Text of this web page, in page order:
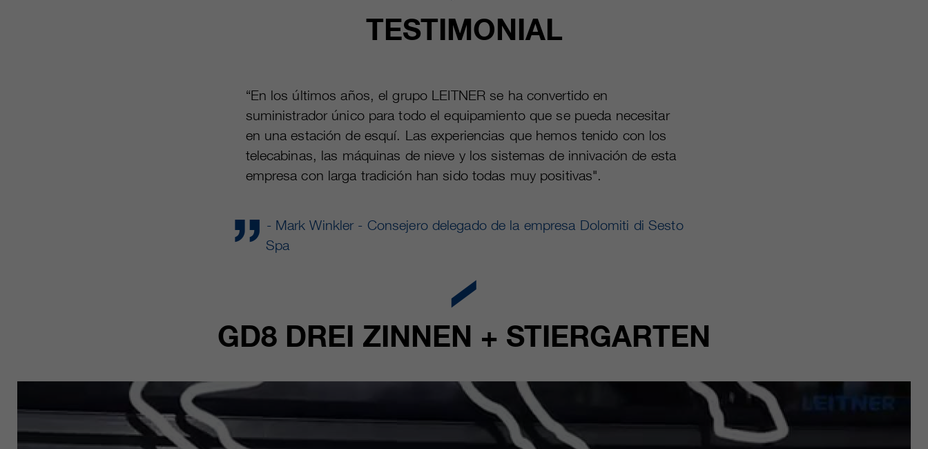
TESTIMONIAL
“En los últimos años, el grupo LEITNER se ha convertido en
suministrador único para todo el equipamiento que se pueda necesitar
en una estación de esquí. Las experiencias que hemos tenido con los
telecabinas, las máquinas de nieve y los sistemas de innivación de esta
empresa con larga tradición han sido todas muy positivas".
- Mark Winkler - Consejero delegado de la empresa Dolomiti di Sesto
Spa
GD8 DREI ZINNEN + STIERGARTEN